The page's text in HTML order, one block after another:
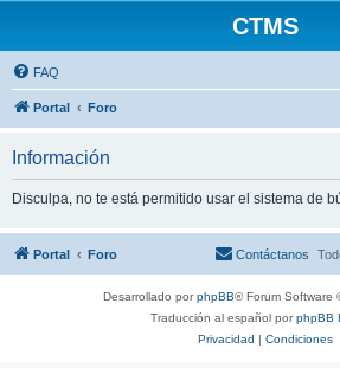
CTMS
FAQ
Portal Foro
Información
Disculpa, no te está permitido usar el sistema de
Portal Foro Contáctanos
Desarrollado porphpBB® Forum Software
Traducción al español porphpBB
Privacidad | Condiciones